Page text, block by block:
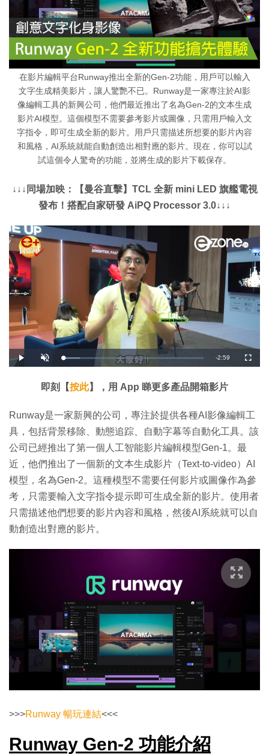
在影片編輯平台Runway推出全新的Gen-2功能，用戶可以輸入
文字生成精美影片，讓人驚艷不已。Runway是一家專注於AI影
像編輯工具的新興公司，他們最近推出了名為Gen-2的文本生成
影片AI模型。這個模型不需要參考影片或圖像，只需用戶輸入文
字指令，即可生成全新的影片。用戶只需描述所想要的影片內容
和風格，AI系統就能自動創造出相對應的影片。現在，你可以試
試這個令人驚奇的功能，並將生成的影片下載保存。
↓↓↓同場加映：【曼谷直擊】TCL 全新 mini LED 旗艦電視
發布！搭配自家研發 AiPQ Processor 3.0↓↓↓
播
放
開
啟
載
入
:
1
7
%
剩
時
間
-2:59
全
螢
即刻【按此】，用 App 睇更多產品開箱影片
Runway是一家新興的公司，專注於提供各種AI影像編輯工
具，包括背景移除、動態追踪、自動字幕等自動化工具。該
公司已經推出了第一個人工智能影片編輯模型Gen-1。最
近，他們推出了一個新的文本生成影片（Text-to-video）AI
模型，名為Gen-2。這種模型不需要任何影片或圖像作為參
考，只需要輸入文字指令提示即可生成全新的影片。使用者
只需描述他們想要的影片內容和風格，然後AI系統就可以自
動創造出對應的影片。
>>>Runway 暢玩連結<<<
Runway Gen-2 功能介紹